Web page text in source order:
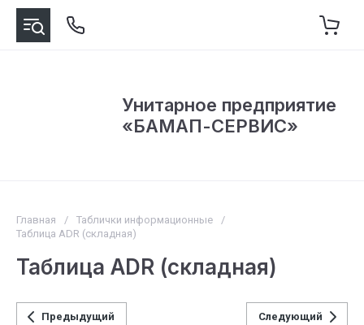
Унитарное предприятие
«БАМАП-СЕРВИС»
Главная / Таблички информационные
/
Таблица ADR (складная)
Таблица ADR (складная)
Предыдущий Следующий